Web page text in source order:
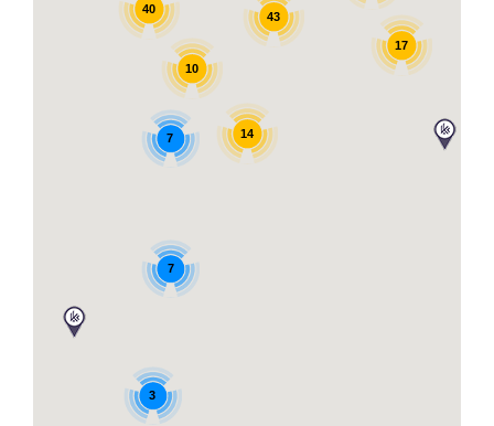
14
17
40
7
43
3
7
10